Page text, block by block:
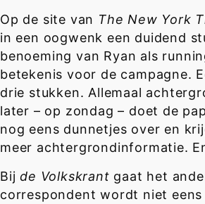
Op de site van The New York
in een oogwenk een duidend
benoeming van Ryan als
betekenis voor de campagne.
drie stukken. Allemaal
later – op zondag – doet de
nog eens dunnetjes over en
meer achtergrondinformatie.
Bijde Volkskrant gaat het
correspondent wordt niet